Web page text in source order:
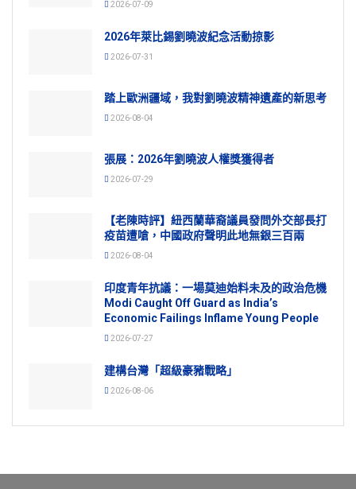
2026-07-09
2026年萊比錫劉曉波紀念活動掠影
2026-07-31
踏上歐洲疆域，我對劉曉波精神遺產的新思考
2026-08-04
張展：2026年劉曉波人權獎獲得者
2026-07-29
【老陳時評】紐西蘭華裔議員發問外交部長打
疫苗遭嗆，中國政府聲明此地無銀三百兩
2026-08-04
印度青年抗議：一場莫迪始料未及的政治危機
Modi Caught Off Guard as India’s
Economic Failings Inflame Young People
2026-07-27
建構台灣「超級豪豬戰略」
2026-08-06